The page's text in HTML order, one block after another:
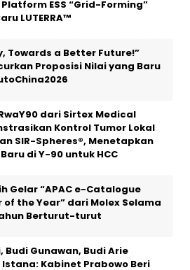
ESS “Grid-Forming”
LUTERRA™
Towards a Better Future!”
Proposisi Nilai yang Baru
dari Sirtex Medical
Kontrol Tumor Lokal
SIR-Spheres®, Menetapkan
di Y-90 untuk HCC
Gelar “APAC e-Catalogue
the Year” dari Molex Selama
Berturut-turut
Budi Gunawan, Budi Arie
Kabinet Prabowo Beri